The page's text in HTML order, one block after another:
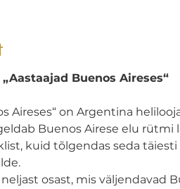
„Aastaajad Buenos Aireses“
Aireses“ on Argentina
Buenos Airese elu rütmi
kuid tõlgendas seda
osast, mis väljendavad